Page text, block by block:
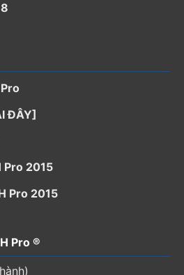
ĐÂY]
Pro 2015
Pro 2015
Pro ®